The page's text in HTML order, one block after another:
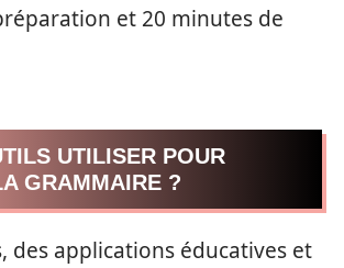
et 20 minutes de
UTILISER POUR
GRAMMAIRE ?
des applications éducatives et